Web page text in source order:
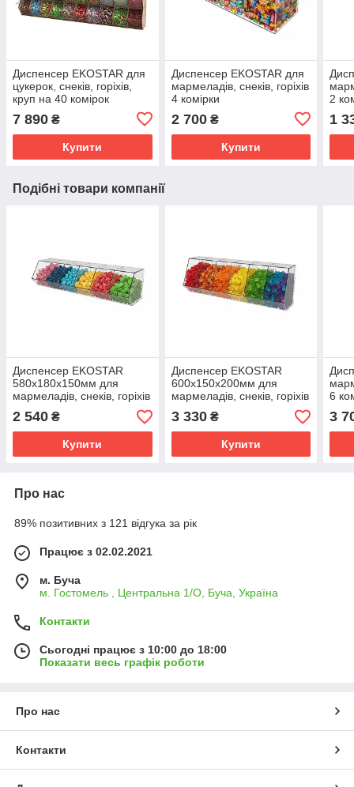
Диспенсер EKOSTAR для
цукерок, снеків, горіхів,
круп на 40 комірок
7 890 ₴
Купити
Диспенсер EKOSTAR для
мармеладів, снеків, горіхів
4 комірки
2 700₴
Купити
2
1
Подібні товари компанії
Диспенсер EKOSTAR
580х180х150мм для
мармеладів, снеків, горіхів
6 комірок
2 540 ₴
Купити
Диспенсер EKOSTAR
600х150х200мм для
мармеладів, снеків, горіхів
6 комірок
3 330₴
Купити
6
3
Про нас
89% позитивних з 121 відгука за рік
Працює з 02.02.2021
м. Буча
м. Гостомель , Центральна 1/О, Буча, Україна
Контакти
Сьогодні працює з 10:00 до 18:00
Показати весь графік роботи
Про нас
Контакти